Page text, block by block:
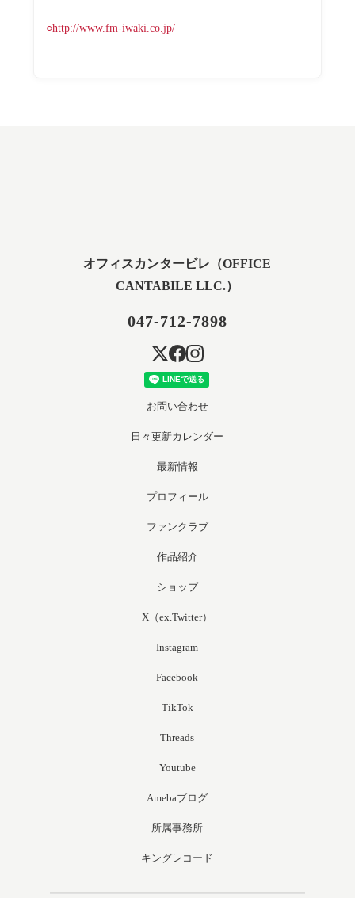
○http://www.fm-iwaki.co.jp/
オフィスカンタービレ（OFFICE
CANTABILE LLC.）
047-712-7898
お問い合わせ
日々更新カレンダー
最新情報
プロフィール
ファンクラブ
作品紹介
ショップ
X（ex.Twitter）
Instagram
Facebook
TikTok
Threads
Youtube
Amebaブログ
所属事務所
キングレコード